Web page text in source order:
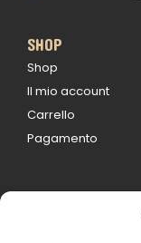
SHOP
Shop
Il mio account
Carrello
Pagamento